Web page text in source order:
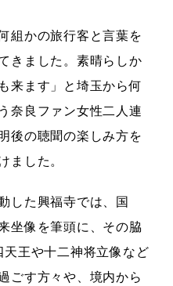
組かの旅行客と言葉を
きました。素晴らしか
来ます」と埼玉から何
奈良ファン女性二人連
後の聴聞の楽しみ方を
ました。
した興福寺では、国
坐像を筆頭に、その脇
王や十二神将立像など
ごす方々や、境内から